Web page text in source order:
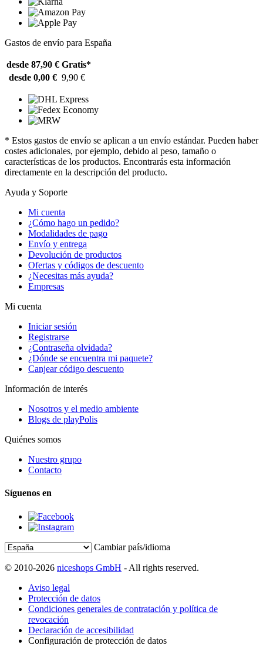
Gastos de envío para España
desde 87,90 € Gratis*
desde 0,00 € 9,90 €
* Estos gastos de envío se aplican a un envío estándar. Pueden haber
costes adicionales, por ejemplo, debido al peso, tamaño o
características de los productos. Encontrarás esta información
directamente en la descripción del producto.
Ayuda y Soporte
Mi cuenta
¿Cómo hago un pedido?
Modalidades de pago
Envío y entrega
Devolución de productos
Ofertas y códigos de descuento
¿Necesitas más ayuda?
Empresas
Mi cuenta
Iniciar sesión
Registrarse
¿Contraseña olvidada?
¿Dónde se encuentra mi paquete?
Canjear código descuento
Información de interés
Nosotros y el medio ambiente
Blogs de playPolis
Quiénes somos
Nuestro grupo
Contacto
Síguenos en
Cambiar país/idioma
© 2010-2026 niceshops GmbH - All rights reserved.
Aviso legal
Protección de datos
Condiciones generales de contratación y política de
revocación
Declaración de accesibilidad
Configuración de protección de datos